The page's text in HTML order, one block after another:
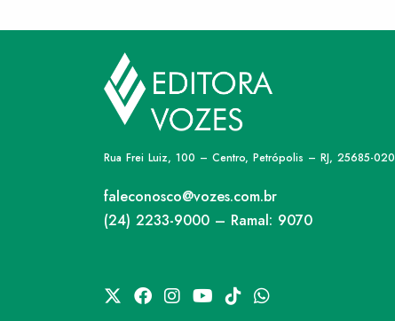
Rua Frei Luiz, 100 – Centro, Petrópolis – RJ, 25685-020
faleconosco@vozes.com.br
(24) 2233-9000 – Ramal: 9070